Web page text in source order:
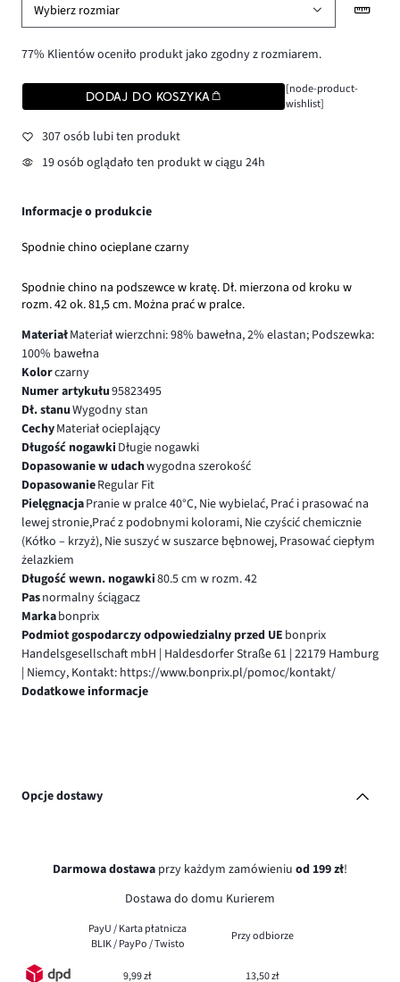
Wybierz rozmiar
77% Klientów oceniło produkt jako zgodny z rozmiarem.
DODAJ DO KOSZYKA
[node-product-
wishlist]
307 osób lubi ten produkt
19 osób oglądało ten produkt w ciągu 24h
Informacje o produkcie
Spodnie chino ocieplane czarny
Spodnie chino na podszewce w kratę. Dł. mierzona od kroku w
rozm. 42 ok. 81,5 cm. Można prać w pralce.
MateriałMateriał wierzchni: 98% bawełna, 2% elastan; Podszewka:
100% bawełna
Kolorczarny
Numer artykułu95823495
Dł. stanuWygodny stan
CechyMateriał ocieplający
Długość nogawki Długie nogawki
Dopasowanie w udachwygodna szerokość
DopasowanieRegular Fit
PielęgnacjaPranie w pralce 40°C, Nie wybielać, Prać i prasować na
lewej stronie,Prać z podobnymi kolorami, Nie czyścić chemicznie
(Kółko – krzyż), Nie suszyć w suszarce bębnowej, Prasować ciepłym
żelazkiem
Długość wewn. nogawki80.5 cm w rozm. 42
Pasnormalny ściągacz
Markabonprix
Podmiot gospodarczy odpowiedzialny przed UE bonprix
Handelsgesellschaft mbH | Haldesdorfer Straße 61 | 22179 Hamburg
| Niemcy, Kontakt: https://www.bonprix.pl/pomoc/kontakt/
Dodatkowe informacje
Opcje dostawy
Darmowa dostawa przy każdym zamówieniu od 199 zł!
Dostawa do domu Kurierem
PayU / Karta płatnicza
BLIK / PayPo / Twisto
Przy odbiorze
9,99 zł 13,50 zł